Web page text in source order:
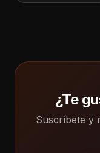
¿Te
Suscríbete y